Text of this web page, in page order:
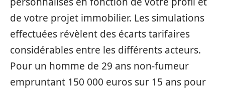
de votre projet immobilier. Les simulations
effectuées révèlent des écarts tarifaires
considérables entre les différents acteurs.
Pour un homme de 29 ans non-fumeur
empruntant 150 000 euros sur 15 ans pour